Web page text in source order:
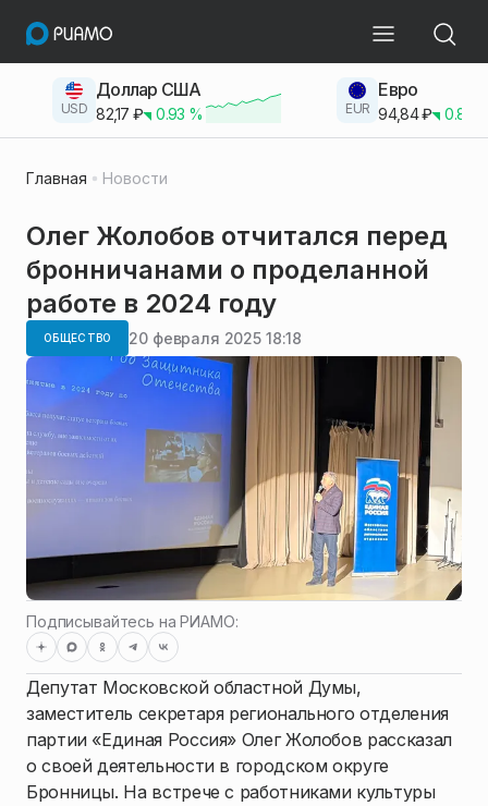
USD
Доллар США
82,17 ₽ 0.93 % EUR
Евро
94,84₽ 0.83
Главная Новости
Олег Жолобов отчитался перед
бронничанами о проделанной
работе в 2024 году
ОБЩЕСТВО 20 февраля 2025 18:18
Подписывайтесь на РИАМО:
Депутат Московской областной Думы,
заместитель секретаря регионального отделения
партии «Единая Россия» Олег Жолобов рассказал
о своей деятельности в городском округе
Бронницы. На встрече с работниками культуры